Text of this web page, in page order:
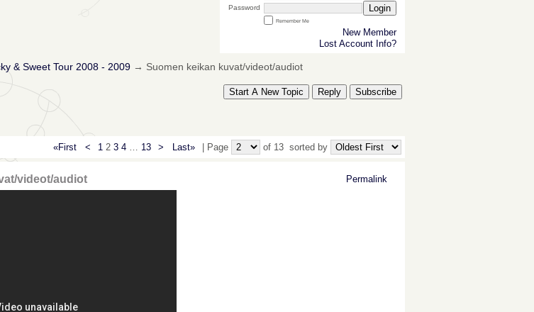
Password
Login
Remember Me
New Member
Lost Account Info?
& Sweet Tour 2008 - 2009→ Suomen keikan kuvat/videot/audiot
Start A New Topic Reply Subscribe
«First < 12 3 4… 13 > Last» | Page of 13 sorted by
videot/audiot Permalink